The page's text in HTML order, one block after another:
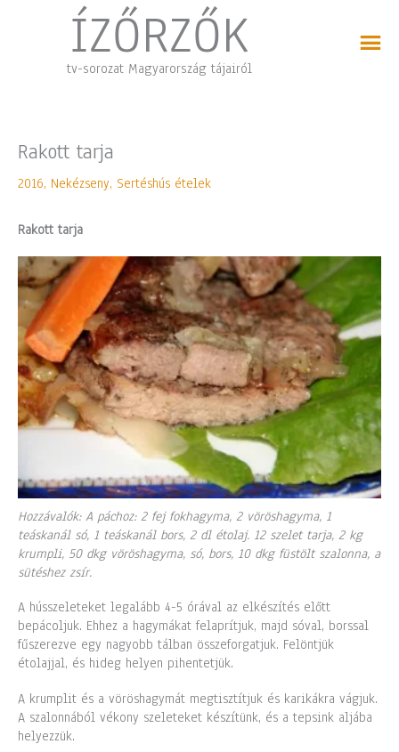
ÍZŐRZŐK
tv-sorozat Magyarország tájairól
Rakott tarja
2016, Nekézseny, Sertéshús ételek
Rakott tarja
Hozzávalók: A páchoz: 2 fej fokhagyma, 2 vöröshagyma, 1
teáskanál só, 1 teáskanál bors, 2 dl étolaj. 12 szelet tarja, 2 kg
krumpli, 50 dkg vöröshagyma, só, bors, 10 dkg füstölt szalonna, a
sütéshez zsír.
A hússzeleteket legalább 4-5 órával az elkészítés előtt
bepácoljuk. Ehhez a hagymákat felaprítjuk, majd sóval, borssal
fűszerezve egy nagyobb tálban összeforgatjuk. Felöntjük
étolajjal, és hideg helyen pihentetjük.
A krumplit és a vöröshagymát megtisztítjuk és karikákra vágjuk.
A szalonnából vékony szeleteket készítünk, és a tepsink aljába
helyezzük.